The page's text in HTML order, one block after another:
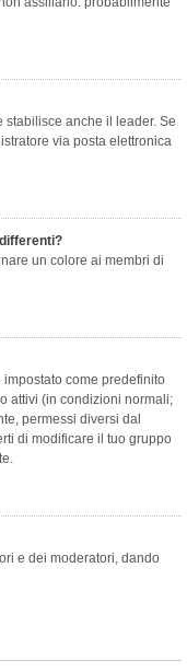
stabilisce anche il leader. Se
via posta elettronica
un colore ai membri di
come predefinito
attivi (in condizioni normali;
permessi diversi dal
di modificare il tuo gruppo
e dei moderatori, dando